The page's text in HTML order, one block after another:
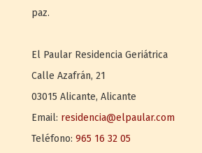
paz.
El Paular Residencia Geriátrica
Calle Azafrán, 21
03015 Alicante, Alicante
Email: residencia@elpaular.com
Teléfono: 965 16 32 05